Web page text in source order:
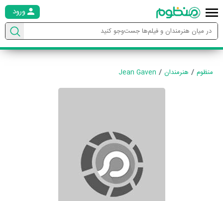
ورود
منظوم هنرمندان Jean Gaven